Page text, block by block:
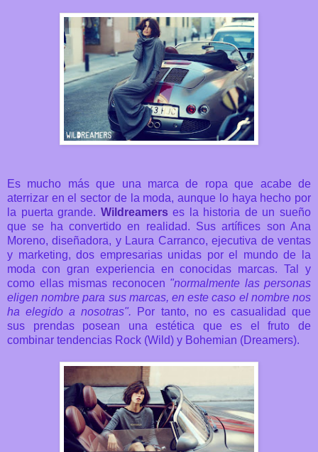
Es mucho más que una marca de ropa que acabe de
aterrizar en el sector de la moda, aunque lo haya hecho por
la puerta grande. Wildreamerses la historia de un sueño
que se ha convertido en realidad. Sus artífices son Ana
Moreno, diseñadora, y Laura Carranco, ejecutiva de ventas
y marketing, dos empresarias unidas por el mundo de la
moda con gran experiencia en conocidas marcas. Tal y
como ellas mismas reconocen "normalmente las personas
eligen nombre para sus marcas, en este caso el nombre nos
ha elegido a nosotras".
Por tanto, no es casualidad que
sus prendas posean una estética que es el fruto de
combinar tendencias Rock (Wild) y Bohemian (Dreamers).